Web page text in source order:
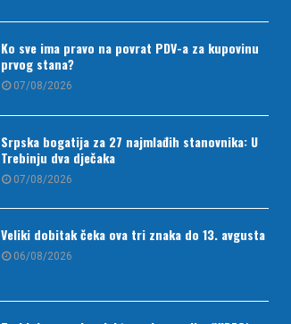
Ko sve ima pravo na povrat PDV-a za kupovinu
prvog stana?
07/08/2026
Srpska bogatija za 27 najmlađih stanovnika: U
Trebinju dva dječaka
07/08/2026
Veliki dobitak čeka ova tri znaka do 13. avgusta
06/08/2026